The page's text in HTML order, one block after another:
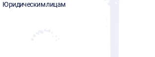
Юридическим лицам